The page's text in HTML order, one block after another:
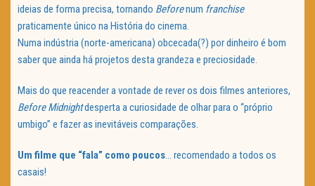
ideias de forma precisa, tornando Beforenum franchise
praticamente único na História do cinema.
Numa indústria (norte-americana) obcecada(?) por dinheiro é bom
saber que ainda há projetos desta grandeza e preciosidade.
Mais do que reacender a vontade de rever os dois filmes anteriores,
Before Midnightdesperta a curiosidade de olhar para o “próprio
umbigo” e fazer as inevitáveis comparações.
Um filme que “fala” como poucos… recomendado a todos os
casais!